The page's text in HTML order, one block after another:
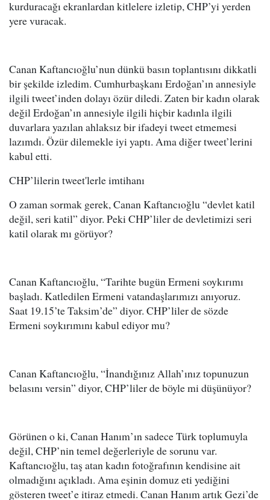
kurduracağı ekranlardan kitlelere izletip, CHP’yi yerden
yere vuracak.
Canan Kaftancıoğlu’nun dünkü basın toplantısını dikkatli
bir şekilde izledim. Cumhurbaşkanı Erdoğan’ın annesiyle
ilgili tweet’inden dolayı özür diledi. Zaten bir kadın olarak
değil Erdoğan’ın annesiyle ilgili hiçbir kadınla ilgili
duvarlara yazılan ahlaksız bir ifadeyi tweet etmemesi
lazımdı. Özür dilemekle iyi yaptı. Ama diğer tweet’lerini
kabul etti.
CHP’lilerin tweet'lerle imtihanı
O zaman sormak gerek, Canan Kaftancıoğlu “devlet katil
değil, seri katil” diyor. Peki CHP’liler de devletimizi seri
katil olarak mı görüyor?
Canan Kaftancıoğlu, “Tarihte bugün Ermeni soykırımı
başladı. Katledilen Ermeni vatandaşlarımızı anıyoruz.
Saat 19.15’te Taksim’de” diyor. CHP’liler de sözde
Ermeni soykırımını kabul ediyor mu?
Canan Kaftancıoğlu, “İnandığınız Allah’ınız topunuzun
belasını versin” diyor, CHP’liler de böyle mi düşünüyor?
Görünen o ki, Canan Hanım’ın sadece Türk toplumuyla
değil, CHP’nin temel değerleriyle de sorunu var.
Kaftancıoğlu, taş atan kadın fotoğrafının kendisine ait
olmadığını açıkladı. Ama eşinin domuz eti yediğini
gösteren tweet’e itiraz etmedi. Canan Hanım artık Gezi’de